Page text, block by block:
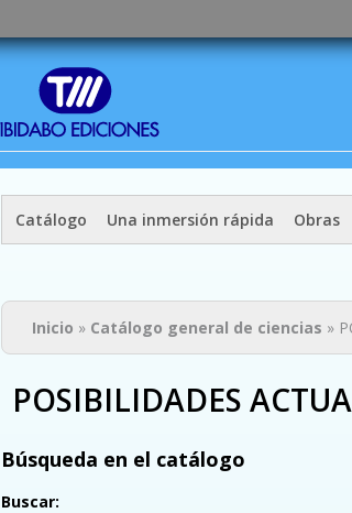
Catálogo Una inmersión rápida Obras
Usted está aquí
Inicio » Catálogo general de ciencias »
POSIBILIDADES
Búsqueda en el catálogo
Buscar: